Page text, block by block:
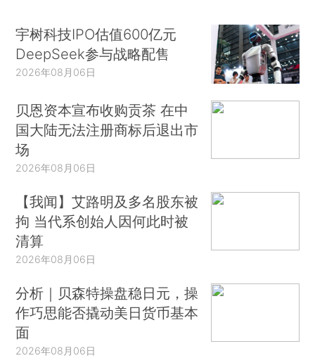
宇树科技IPO估值600亿元
DeepSeek参与战略配售
2026年08月06日
贝恩资本宣布收购贡茶 在中
国大陆无法注册商标后退出市
场
2026年08月06日
【我闻】艾路明及多名股东被
拘 当代系创始人因何此时被
清算
2026年08月06日
分析｜贝森特操盘稳日元，操
作巧思能否撬动美日货币基本
面
2026年08月06日